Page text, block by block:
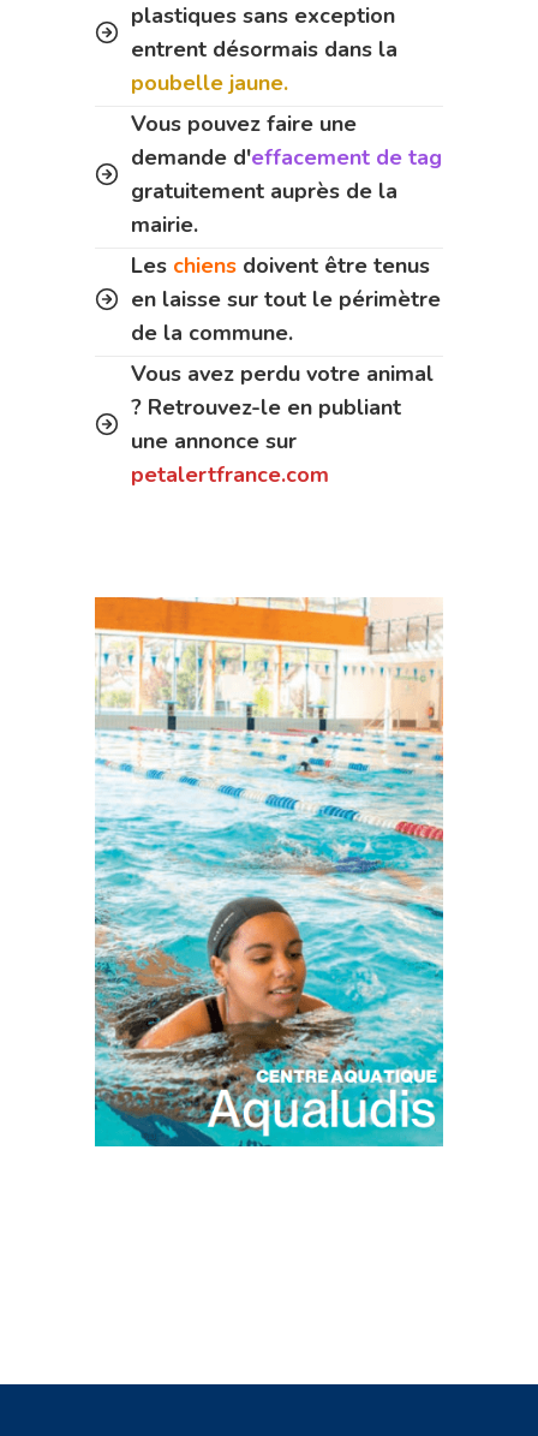
plastiques sans exception
entrent désormais dans la
poubelle jaune.
Vous pouvez faire une
demande d'effacement de tag
gratuitement auprès de la
mairie.
Les chiens doivent être tenus
en laisse sur tout le périmètre
de la commune.
Vous avez perdu votre animal
? Retrouvez-le en publiant
une annonce sur
petalertfrance.com